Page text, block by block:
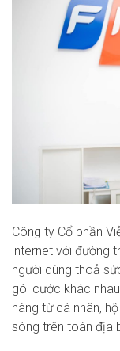
Công ty Cổ phần
internet với đường
người dùng thoả
gói cước khác
hàng từ cá nhân,
sóng trên toàn địa